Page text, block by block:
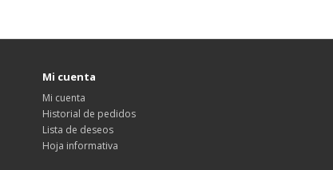
Mi cuenta
Mi cuenta
Historial de pedidos
Lista de deseos
Hoja informativa